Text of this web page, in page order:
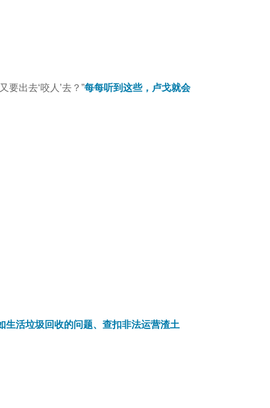
出去‘咬人’去？”每每听到这些，卢戈就会
生活垃圾回收的问题、查扣非法运营渣土